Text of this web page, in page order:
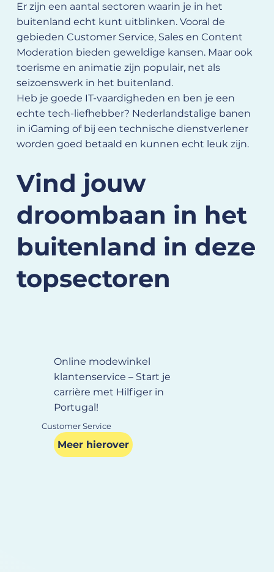
Vind jouw
droombaan in het
buitenland in deze
topsectoren
Er zijn een aantal sectoren waarin je in het
buitenland echt kunt uitblinken. Vooral de
gebieden Customer Service, Sales en Content
Moderation bieden geweldige kansen. Maar ook
toerisme en animatie zijn populair, net als
seizoenswerk in het buitenland.
Heb je goede IT-vaardigheden en ben je een
echte tech-liefhebber? Nederlandstalige banen
in iGaming of bij een technische dienstverlener
worden goed betaald en kunnen echt leuk zijn.
Online modewinkel
klantenservice – Start je
carrière met Hilfiger in
Portugal!
Meer hierover
Customer Service